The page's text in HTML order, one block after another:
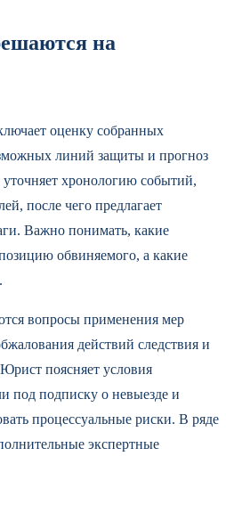
на
оценку собранных
линий защиты и прогноз
хронологию событий,
после чего предлагает
Важно понимать, какие
обвиняемого, а какие
вопросы применения мер
действий следствия и
поясняет условия
под подписку о невыезде и
процессуальные риски. В ряде
экспертные